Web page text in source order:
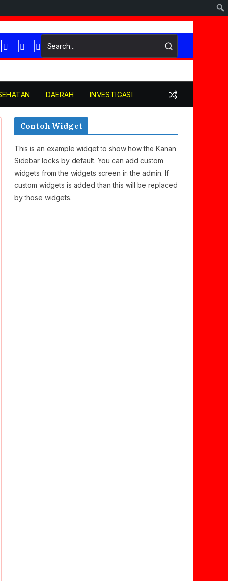
DAERAH INVESTIGASI
Contoh Widget
This is an example widget to show how the Kanan
Sidebar looks by default. You can add custom
widgets from the widgets screen in the admin. If
custom widgets is added than this will be replaced
by those widgets.